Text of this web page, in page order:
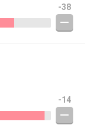
-38
-14